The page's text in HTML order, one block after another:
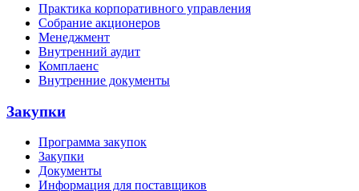
Практика корпоративного управления
Собрание акционеров
Менеджмент
Внутренний аудит
Комплаенс
Внутренние документы
Закупки
Программа закупок
Закупки
Документы
Информация для поставщиков